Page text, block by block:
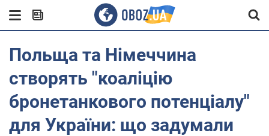
Польща та Німеччина
створять "коаліцію
бронетанкового потенціалу"
для України: що задумали